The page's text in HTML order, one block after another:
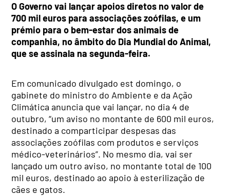
O Governo vai lançar apoios diretos no valor de
700 mil euros para associações zoófilas, e um
prémio para o bem-estar dos animais de
companhia, no âmbito do Dia Mundial do Animal,
que se assinala na segunda-feira.
Em comunicado divulgado est domingo, o
gabinete do ministro do Ambiente e da Ação
Climática anuncia que vai lançar, no dia 4 de
outubro, “um aviso no montante de 600 mil euros,
destinado a comparticipar despesas das
associações zoófilas com produtos e serviços
médico-veterinários”. No mesmo dia, vai ser
lançado um outro aviso, no montante total de 100
mil euros, destinado ao apoio à esterilização de
cães e gatos.